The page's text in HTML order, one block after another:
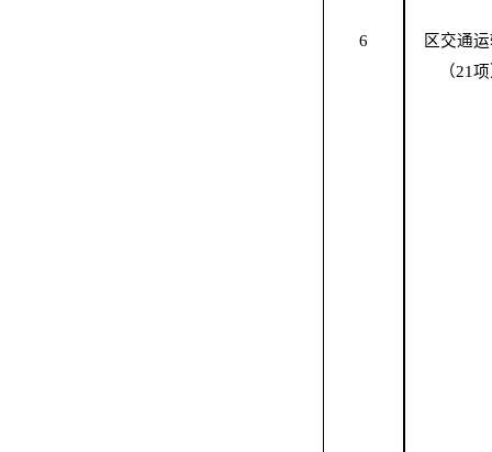
6 区 交通
（21项